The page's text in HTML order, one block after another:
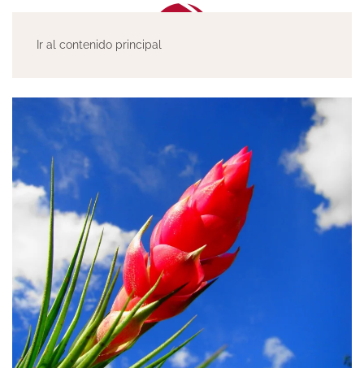
Ir al contenido principal